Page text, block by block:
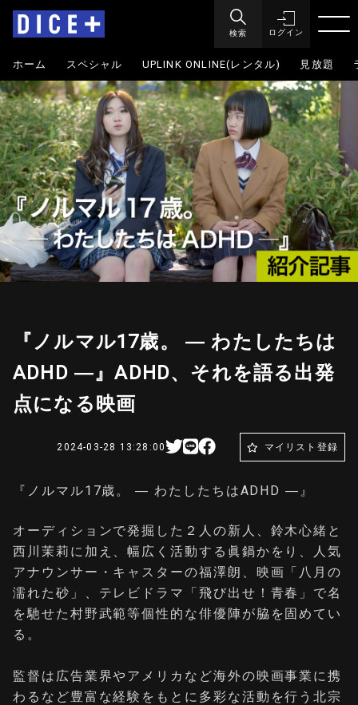
検索 ログイン
ホーム スペシャル UPLINK ONLINE(レンタル) 見放題
『ノルマル17歳。 ― わたしたちは
ADHD ―』ADHD、それを語る出発
点になる映画
2024-03-28 13:28:00 マイリスト登録
『ノルマル17歳。 ― わたしたちはADHD ―』
オーディションで発掘した２人の新人、鈴木心緒と
西川茉莉に加え、幅広く活動する眞鍋かをり、人気
アナウンサー・キャスターの福澤朗、映画「八月の
濡れた砂」、テレビドラマ「飛び出せ！青春」で名
を馳せた村野武範等個性的な俳優陣が脇を固めてい
る。
監督は広告業界やアメリカなど海外の映画事業に携
わるなど豊富な経験をもとに多彩な活動を行う北宗